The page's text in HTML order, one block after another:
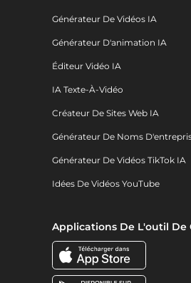
Générateur De Vidéos IA
Générateur D'animation IA
Éditeur Vidéo IA
IA Texte-À-Vidéo
Créateur De Sites Web IA
Générateur De Noms
Générateur De Vidéos TikTok IA
Idées De Vidéos YouTube
Applications De L'outil De